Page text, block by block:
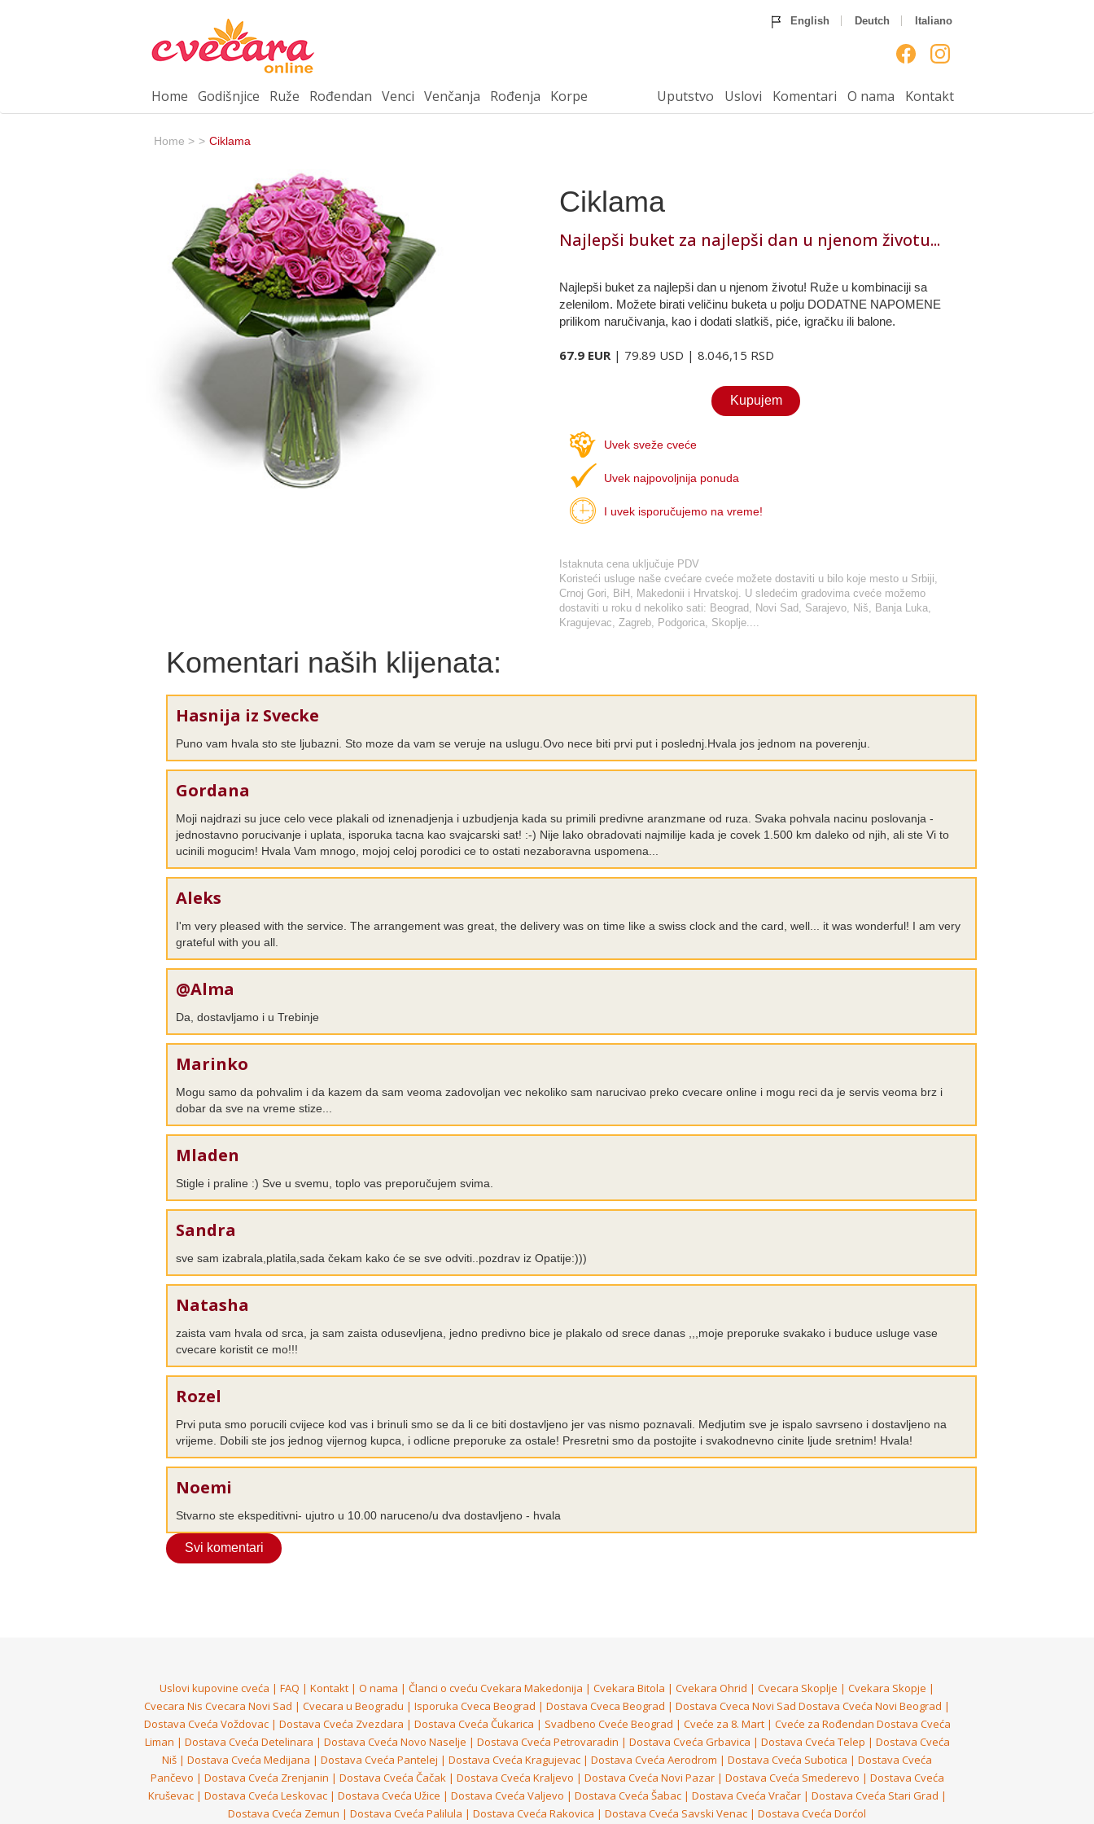
Venčanja
Uputstvo
English Deutch Italiano
Home Godišnjice Ruže Rođendan Venci Venčanja Rođenja Korpe Uputstvo Uslovi Komentari O nama Kontakt
Home > > Ciklama
Ciklama
Najlepši buket za najlepši dan u njenom životu...
Najlepši buket za najlepši dan u njenom životu! Ruže u kombinaciji sa
zelenilom. Možete birati veličinu buketa u polju DODATNE NAPOMENE
prilikom naručivanja, kao i dodati slatkiš, piće, igračku ili balone.
67.9 EUR| 79.89 USD | 8.046,15 RSD
Kupujem
Uvek sveže cveće
Uvek najpovoljnija ponuda
I uvek isporučujemo na vreme!
Istaknuta cena uključuje PDV
Koristeći usluge naše cvećare cveće možete dostaviti u bilo koje mesto u Srbiji,
Crnoj Gori, BiH, Makedonii i Hrvatskoj. U sledećim gradovima cveće možemo
dostaviti u roku d nekoliko sati: Beograd, Novi Sad, Sarajevo, Niš, Banja Luka,
Kragujevac, Zagreb, Podgorica, Skoplje....
Komentari naših klijenata:
Hasnija iz Svecke
Puno vam hvala sto ste ljubazni. Sto moze da vam se veruje na uslugu.Ovo nece biti prvi put i poslednj.Hvala jos jednom na poverenju.
Gordana
Moji najdrazi su juce celo vece plakali od iznenadjenja i uzbudjenja kada su primili predivne aranzmane od ruza. Svaka pohvala nacinu poslovanja -
jednostavno porucivanje i uplata, isporuka tacna kao svajcarski sat! :-) Nije lako obradovati najmilije kada je covek 1.500 km daleko od njih, ali ste Vi to
ucinili mogucim! Hvala Vam mnogo, mojoj celoj porodici ce to ostati nezaboravna uspomena...
Aleks
I'm very pleased with the service. The arrangement was great, the delivery was on time like a swiss clock and the card, well... it was wonderful! I am very
grateful with you all.
@Alma
Da, dostavljamo i u Trebinje
Marinko
Mogu samo da pohvalim i da kazem da sam veoma zadovoljan vec nekoliko sam narucivao preko cvecare online i mogu reci da je servis veoma brz i
dobar da sve na vreme stize...
Mladen
Stigle i praline :) Sve u svemu, toplo vas preporučujem svima.
Sandra
sve sam izabrala,platila,sada čekam kako će se sve odviti..pozdrav iz Opatije:)))
Natasha
zaista vam hvala od srca, ja sam zaista odusevljena, jedno predivno bice je plakalo od srece danas ,,,moje preporuke svakako i buduce usluge vase
cvecare koristit ce mo!!!
Rozel
Prvi puta smo porucili cvijece kod vas i brinuli smo se da li ce biti dostavljeno jer vas nismo poznavali. Medjutim sve je ispalo savrseno i dostavljeno na
vrijeme. Dobili ste jos jednog vijernog kupca, i odlicne preporuke za ostale! Presretni smo da postojite i svakodnevno cinite ljude sretnim! Hvala!
Noemi
Stvarno ste ekspeditivni- ujutro u 10.00 naruceno/u dva dostavljeno - hvala
Svi komentari
Uslovi kupovine cveća | FAQ | Kontakt | O nama | Članci o cveću Cvekara Makedonija | Cvekara Bitola | Cvekara Ohrid | Cvecara Skoplje | Cvekara Skopje |
Cvecara Nis Cvecara Novi Sad | Cvecara u Beogradu | Isporuka Cveca Beograd | Dostava Cveca Beograd | Dostava Cveca Novi Sad Dostava Cveća Novi Beograd |
Dostava Cveća Voždovac | Dostava Cveća Zvezdara | Dostava Cveća Čukarica | Svadbeno Cveće Beograd | Cveće za 8. Mart | Cveće za Rođendan Dostava Cveća
Liman | Dostava Cveća Detelinara | Dostava Cveća Novo Naselje | Dostava Cveća Petrovaradin | Dostava Cveća Grbavica | Dostava Cveća Telep | Dostava Cveća
Niš | Dostava Cveća Medijana | Dostava Cveća Pantelej | Dostava Cveća Kragujevac | Dostava Cveća Aerodrom | Dostava Cveća Subotica | Dostava Cveća
Pančevo | Dostava Cveća Zrenjanin | Dostava Cveća Čačak | Dostava Cveća Kraljevo | Dostava Cveća Novi Pazar | Dostava Cveća Smederevo | Dostava Cveća
Kruševac | Dostava Cveća Leskovac | Dostava Cveća Užice | Dostava Cveća Valjevo | Dostava Cveća Šabac | Dostava Cveća Vračar | Dostava Cveća Stari Grad |
Dostava Cveća Zemun | Dostava Cveća Palilula | Dostava Cveća Rakovica | Dostava Cveća Savski Venac | Dostava Cveća Dorćol